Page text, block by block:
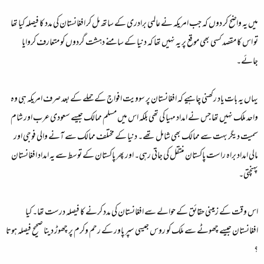
ميں يہ واضح کر دوں کہ جب امريکہ نے عالمی برادری کے ساتھ مل کر افغانستان کی مدد کا فيصلہ کيا تھا
تو اس کا مقصد کسی بھی موقع پر يہ نہيں تھا کہ دنيا کے سامنے دہشت گردوں کو متعارف کروايا
جائے۔
يہاں يہ بات ياد رکھنی چاہيے کہ افغانستان پر سوويت افواج کے حملے کے بعد صرف امريکہ ہی وہ
واحد ملک نہيں تھا جس نے امداد مہيا کی تھی بلکہ اس ميں مسلم ممالک جيسے سعودی عرب اور شام
سميت ديگر بہت سے ممالک بھی شامل تھے۔ دنيا کے مختلف ممالک سے آنے والی فوجی اور
مالی امداد براہ راست پاکستان منتقل کی جاتی رہی۔ اور پھر پاکستان کے توسط سے يہ امداد افغانستان
پہنچتی۔
اس وقت کے زمينی حقائق کے حوالے سے افغانستان کی مدد کرنے کا فيصلہ درست تھا۔ کيا
افغانستان جيسے چھوٹے سے ملک کو روس جيسی سپر پاور کے رحم وکرم پر چھوڑ دينا صحيح فيصلہ ہوتا
؟